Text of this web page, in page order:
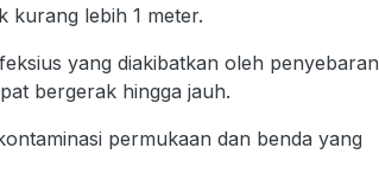
kurang lebih 1 meter.
yang diakibatkan oleh penyebaran
bergerak hingga jauh.
permukaan dan benda yang